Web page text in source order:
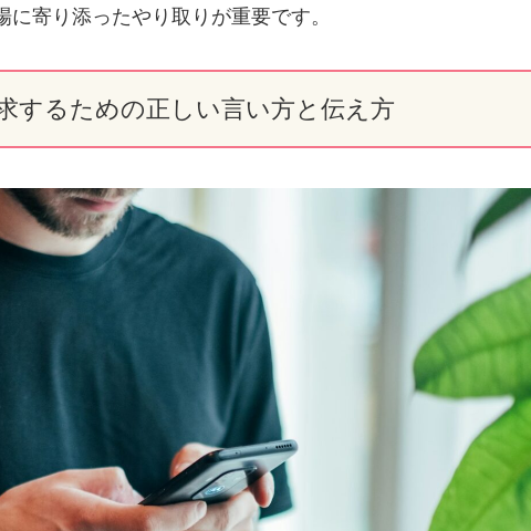
寄り添ったやり取りが重要です。
するための正しい言い方と伝え方